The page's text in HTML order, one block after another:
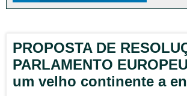
PROPOSTA DE
PARLAMENTO
um velho continente a